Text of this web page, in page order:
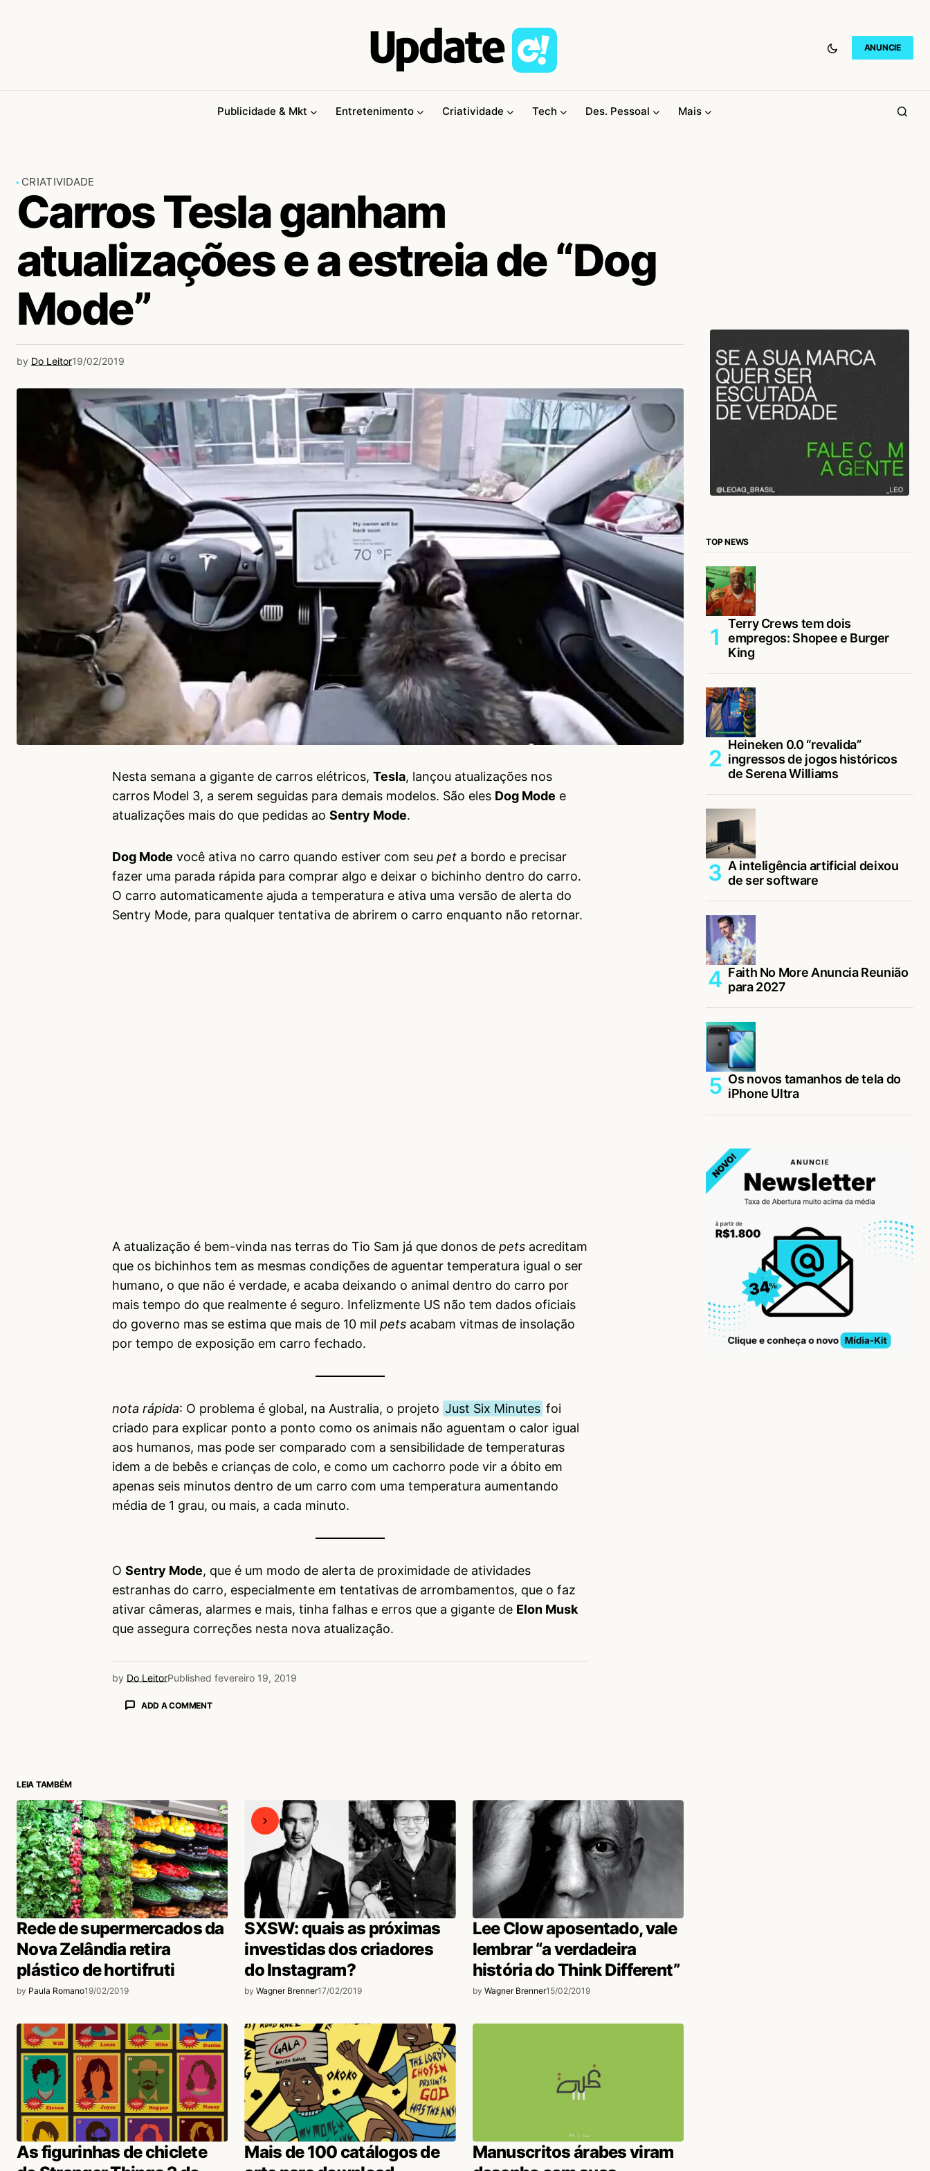
ANUNCIE
Publicidade & Mkt Entretenimento Criatividade Tech Des. Pessoal Mais
CRIATIVIDADE
Carros Tesla ganham
atualizações e a estreia de “Dog
Mode”
by Do Leitor19/02/2019
Nesta semana a gigante de carros elétricos, Tesla, lançou atualizações nos
carros Model 3, a serem seguidas para demais modelos. São eles Dog Mode e
atualizações mais do que pedidas ao Sentry Mode.
Dog Mode você ativa no carro quando estiver com seu pet a bordo e precisar
fazer uma parada rápida para comprar algo e deixar o bichinho dentro do carro.
O carro automaticamente ajuda a temperatura e ativa uma versão de alerta do
Sentry Mode, para qualquer tentativa de abrirem o carro enquanto não retornar.
A atualização é bem-vinda nas terras do Tio Sam já que donos de pets acreditam
que os bichinhos tem as mesmas condições de aguentar temperatura igual o ser
humano, o que não é verdade, e acaba deixando o animal dentro do carro por
mais tempo do que realmente é seguro. Infelizmente US não tem dados oficiais
do governo mas se estima que mais de 10 mil pets acabam vitmas de insolação
por tempo de exposição em carro fechado.
nota rápida: O problema é global, na Australia, o projeto Just Six Minutes foi
criado para explicar ponto a ponto como os animais não aguentam o calor igual
aos humanos, mas pode ser comparado com a sensibilidade de temperaturas
idem a de bebês e crianças de colo, e como um cachorro pode vir a óbito em
apenas seis minutos dentro de um carro com uma temperatura aumentando
média de 1 grau, ou mais, a cada minuto.
O Sentry Mode, que é um modo de alerta de proximidade de atividades
estranhas do carro, especialmente em tentativas de arrombamentos, que o faz
ativar câmeras, alarmes e mais, tinha falhas e erros que a gigante de Elon Musk
que assegura correções nesta nova atualização.
by Do LeitorPublished fevereiro 19, 2019
ADD A COMMENT
LEIA TAMBÉM
Rede de supermercados da
Nova Zelândia retira
plástico de hortifruti
by Paula Romano19/02/2019
SXSW: quais as próximas
investidas dos criadores
do Instagram?
by Wagner Brenner17/02/2019
Lee Clow aposentado, vale
lembrar “a verdadeira
história do Think Different”
by Wagner Brenner15/02/2019
As figurinhas de chiclete
Mais de 100 catálogos de
Manuscritos árabes viram
TOP NEWS
Terry Crews tem dois
empregos: Shopee e Burger
King
Heineken 0.0 “revalida”
ingressos de jogos históricos
de Serena Williams
A inteligência artificial deixou
de ser software
Faith No More Anuncia Reunião
para 2027
Os novos tamanhos de tela do
iPhone Ultra